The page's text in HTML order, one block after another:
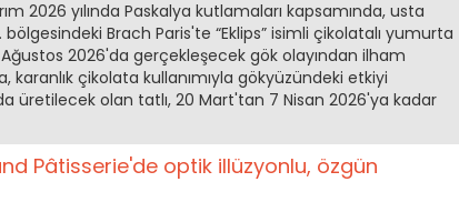
2026 yılında Paskalya kutlamaları kapsamında, usta
bölgesindeki Brach Paris'te “Eklips” isimli çikolatalı yumurta
2026'da gerçekleşecek gök olayından ilham
karanlık çikolata kullanımıyla gökyüzündeki etkiyi
üretilecek olan tatlı, 20 Mart'tan 7 Nisan 2026'ya kadar
Pâtisserie'de optik illüzyonlu, özgün